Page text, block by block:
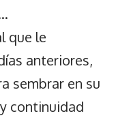
que le
anteriores,
sembrar en su
continuidad